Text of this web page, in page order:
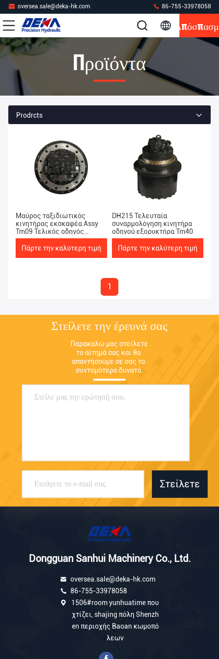
oversea.sale@deka-hk.com 86-755-33978058
Προϊόντα
Prodrcts
Μαύρος ταξιδιωτικός
κινητήρας εκσκαφέα Assy
Tm09 Τελικός οδηγός
κινητήρας ISO9001
Πάρτε την καλύτερη τιμή
DH215 Τελευταία
συναρμολόγηση κινητήρα
οδηγού εξορυκτήρα Tm40
Πάρτε την καλύτερη τιμή
1
Στείλετε την έρευνά σας
Παρακαλώ μας στείλετε
το αίτημά σας και θα
απαντήσουμε σε σας το
συντομότερο δυνατό.
Στείλετε
Dongguan Sanhui Machinery Co., Ltd.
oversea.sale@deka-hk.com
86-755-33978058
1506#room yunhuatime που
χτίζει, shajing πόλη Shenzh
en περιοχής Baoan κωμοπό
λεων